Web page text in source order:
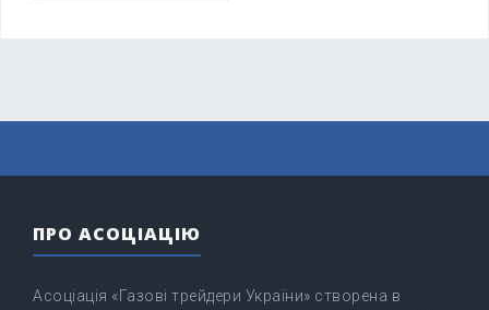
ПРО АСОЦІАЦІЮ
Асоціація «Газові трейдери України» створена в